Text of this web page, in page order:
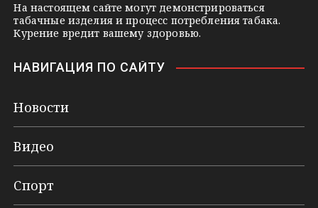
На настоящем сайте могут демонстрироваться
табачные изделия и процесс потребления табака.
Курение вредит вашему здоровью.
НАВИГАЦИЯ ПО САЙТУ
Новости
Видео
Спорт